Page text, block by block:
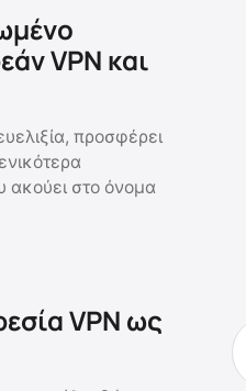
VPN και
προσφέρει
ακούει στο όνομα
VPN ως